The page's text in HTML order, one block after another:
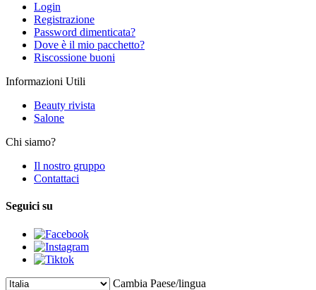
Login
Registrazione
Password dimenticata?
Dove è il mio pacchetto?
Riscossione buoni
Informazioni Utili
Beauty rivista
Salone
Chi siamo?
Il nostro gruppo
Contattaci
Seguici su
Cambia Paese/lingua